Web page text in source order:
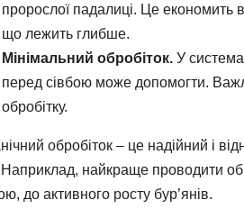
пророслої падалиці. Це економить
що лежить глибше.
Мінімальний обробіток. У
перед сівбою може допомогти.
обробітку.
обробіток – це надійний і
Наприклад, найкраще проводити
до активного росту бур’янів.